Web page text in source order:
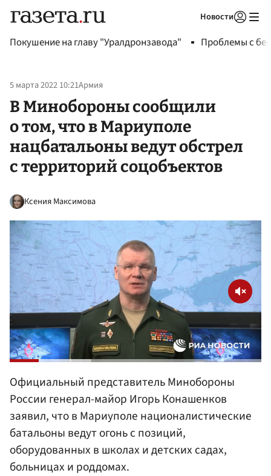
Новости
Покушение на главу "Уралдронзавода" Проблемы с
5 марта 2022 10:21Армия
В Минобороны сообщили
о том, что в Мариуполе
нацбатальоны ведут обстрел
с территорий соцобъектов
Ксения Максимова
Официальный представитель Минобороны
России генерал-майор Игорь Конашенков
заявил, что в Мариуполе националистические
батальоны ведут огонь с позиций,
оборудованных в школах и детских садах,
больницах и роддомах.